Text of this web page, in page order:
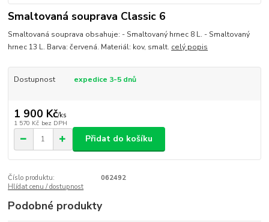
Smaltovaná souprava Classic 6
Smaltovaná souprava obsahuje: - Smaltovaný hrnec 8 L. - Smaltovaný
hrnec 13 L. Barva: červená. Materiál: kov, smalt. celý popis
Dostupnost expedice 3-5 dnů
1 900 Kč/ks
1 570 Kč bez DPH
Přidat do košíku
Číslo produktu:
062492
Hlídat cenu / dostupnost
Podobné produkty